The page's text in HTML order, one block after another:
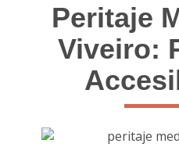
Peritaje
Viveiro: